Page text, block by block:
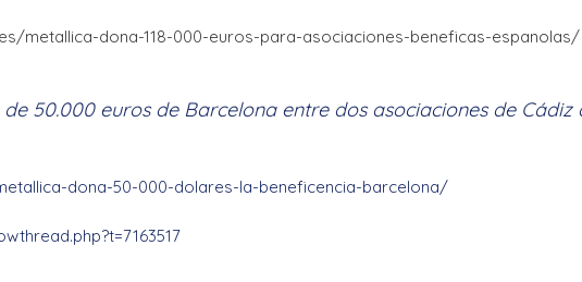
metallica-dona-118-000-euros-para-asociaciones-beneficas-espanolas/
50.000 euros de Barcelona entre dos asociaciones de
dona-50-000-dolares-la-beneficencia-barcelona/